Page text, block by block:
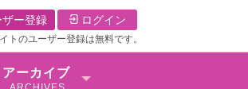
ザー登録 ログイン
トのユーザー登録は無料です。
アーカイブ